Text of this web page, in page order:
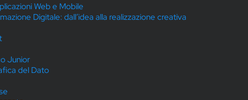
Web e Mobile
Digitale: dall’idea alla realizzazione creativa
Junior
del Dato